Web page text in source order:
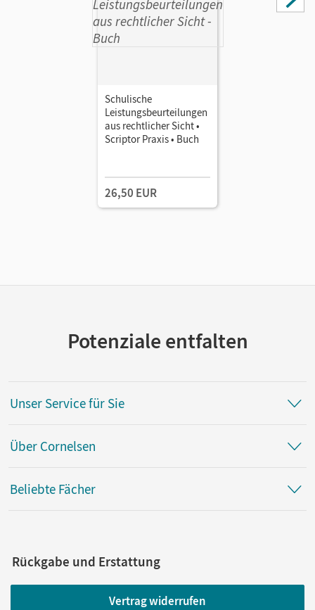
Schulische
Leistungsbeurteilungen
aus rechtlicher Sicht •
Scriptor Praxis • Buch
26,50 EUR
Potenziale entfalten
Unser Service für Sie
Über Cornelsen
Beliebte Fächer
Rückgabe und Erstattung
Vertrag widerrufen